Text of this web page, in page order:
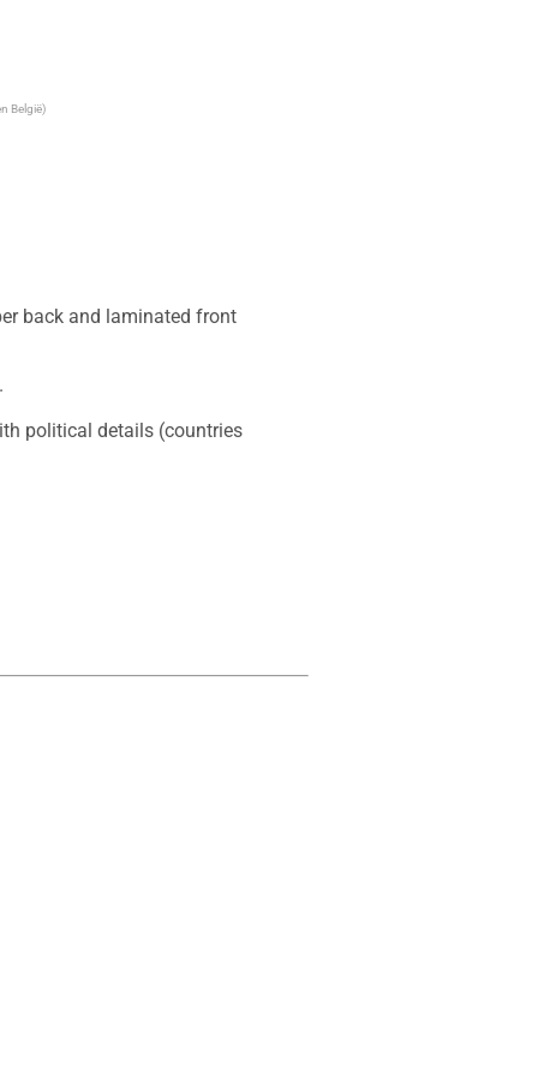
België)
back and laminated front
political details (countries